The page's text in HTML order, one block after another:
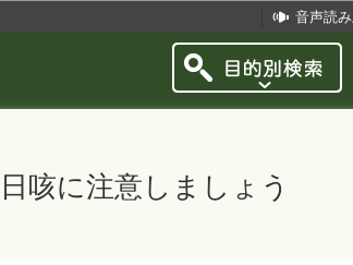
音声読
咳に注意しましょう